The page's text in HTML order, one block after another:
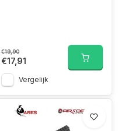
€19,90
€17,91
Vergelijk